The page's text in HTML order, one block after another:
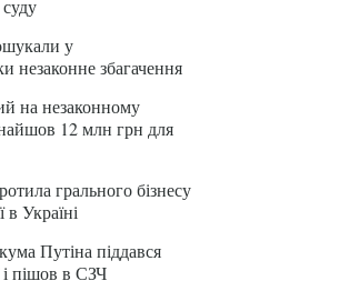
у
незаконне збагачення
на незаконному
12 млн грн для
грального бізнесу
в Україні
Путіна піддався
і пішов в СЗЧ